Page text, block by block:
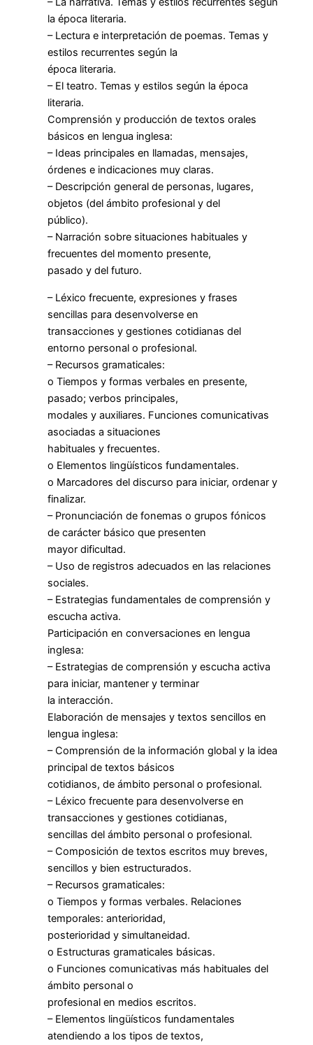
la época literaria.
– Lectura e interpretación de poemas. Temas y
estilos recurrentes según la
época literaria.
– El teatro. Temas y estilos según la época
literaria.
Comprensión y producción de textos orales
básicos en lengua inglesa:
– Ideas principales en llamadas, mensajes,
órdenes e indicaciones muy claras.
– Descripción general de personas, lugares,
objetos (del ámbito profesional y del
público).
– Narración sobre situaciones habituales y
frecuentes del momento presente,
pasado y del futuro.
– Léxico frecuente, expresiones y frases
sencillas para desenvolverse en
transacciones y gestiones cotidianas del
entorno personal o profesional.
– Recursos gramaticales:
o Tiempos y formas verbales en presente,
pasado; verbos principales,
modales y auxiliares. Funciones comunicativas
asociadas a situaciones
habituales y frecuentes.
o Elementos lingüísticos fundamentales.
o Marcadores del discurso para iniciar, ordenar y
finalizar.
– Pronunciación de fonemas o grupos fónicos
de carácter básico que presenten
mayor dificultad.
– Uso de registros adecuados en las relaciones
sociales.
– Estrategias fundamentales de comprensión y
escucha activa.
Participación en conversaciones en lengua
inglesa:
– Estrategias de comprensión y escucha activa
para iniciar, mantener y terminar
la interacción.
Elaboración de mensajes y textos sencillos en
lengua inglesa:
– Comprensión de la información global y la idea
principal de textos básicos
cotidianos, de ámbito personal o profesional.
– Léxico frecuente para desenvolverse en
transacciones y gestiones cotidianas,
sencillas del ámbito personal o profesional.
– Composición de textos escritos muy breves,
sencillos y bien estructurados.
– Recursos gramaticales:
o Tiempos y formas verbales. Relaciones
temporales: anterioridad,
posterioridad y simultaneidad.
o Estructuras gramaticales básicas.
o Funciones comunicativas más habituales del
ámbito personal o
profesional en medios escritos.
– Elementos lingüísticos fundamentales
atendiendo a los tipos de textos,